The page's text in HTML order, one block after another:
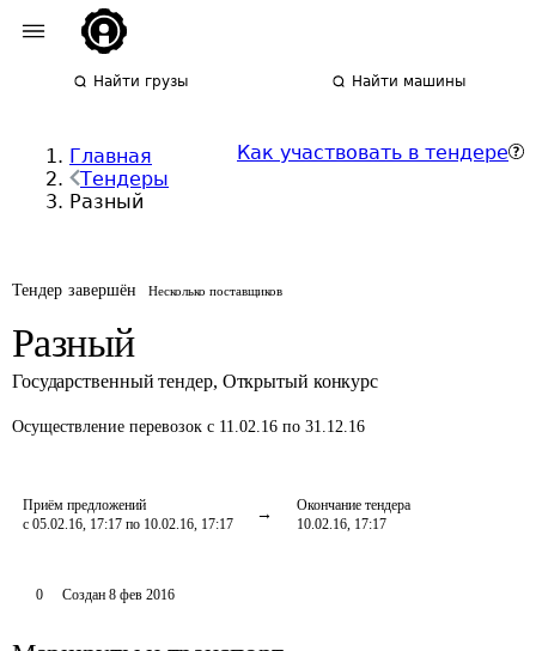
Найти грузы Найти машины
Главная
Тендеры
Разный
Как участвовать в тендере
Тендер завершён Несколько поставщиков
Разный
Государственный тендер, Открытый конкурс
Осуществление перевозок с 11.02.16 по 31.12.16
Приём предложений
с 05.02.16, 17:17 по 10.02.16, 17:17
Окончание тендера
10.02.16, 17:17
0 Создан 8 фев 2016